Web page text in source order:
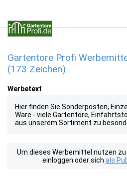
Gartentore Profi
(173 Zeichen)
Werbetext
Hier finden Sie Sonderposten,
Ware - viele Gartentore,
aus unserem Sortiment zu
Um dieses Werbemittel nutzen
einloggen oder sich als